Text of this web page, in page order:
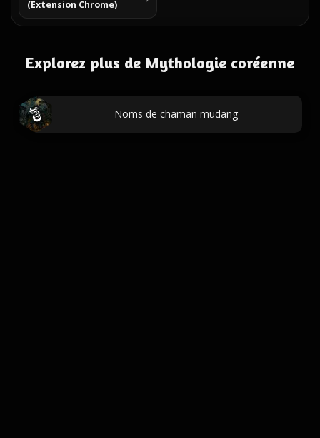
(Extension Chrome)
Explorez plus de Mythologie coréenne
Noms de chaman mudang